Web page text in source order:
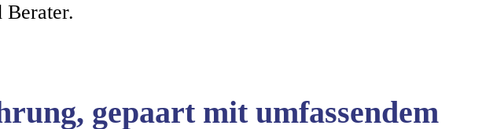
gepaart mit umfassendem